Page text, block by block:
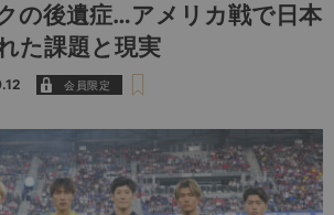
の後遺症…アメリカ戦で日本
た課題と現実